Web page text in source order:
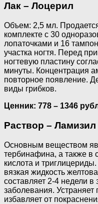
Лак – Лоцерил
Объем: 2,5 мл.
комплекте с 30
лопаточками и 16
участка ногтя. Перед
ногтевую пластину
минуты. Концентрация
повторное появление.
виды грибков.
Ценник: 778 – 1346
Раствор – Ламизил
Основным веществом
тербинафина, а также в
кислота и
вязкая жидкость
составляет 2-4 недели в
заболевания.
избавляет от